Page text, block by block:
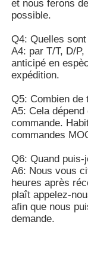
et nous ferons
possible.
Q4: Quelles
A4: par T/T, D/
anticipé en
expédition.
Q5: Combien de
A5: Cela
commande.
commandes
Q6: Quand
A6: Nous vous
heures après
plaît appelez-
afin que nous
demande.